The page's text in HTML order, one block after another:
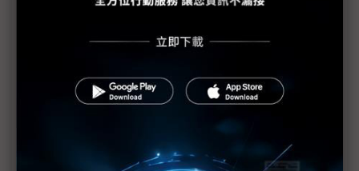
評析：提前拉貨終需還 面板2Q25壓力測試
群創FOPLP跌跌撞撞 洪進揚：量產把握在我心
關稅風暴可能捲出「亞洲設廠潮」 楊柱祥：有助面
板物流降成本
面板法說起跑 川普關稅重拳受矚